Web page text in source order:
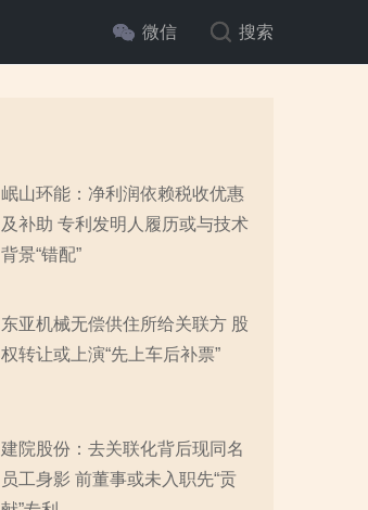
微信 搜索
岷山环能：净利润依赖税收优惠
及补助 专利发明人履历或与技术
背景“错配”
东亚机械无偿供住所给关联方 股
权转让或上演“先上车后补票”
建院股份：去关联化背后现同名
员工身影 前董事或未入职先“贡